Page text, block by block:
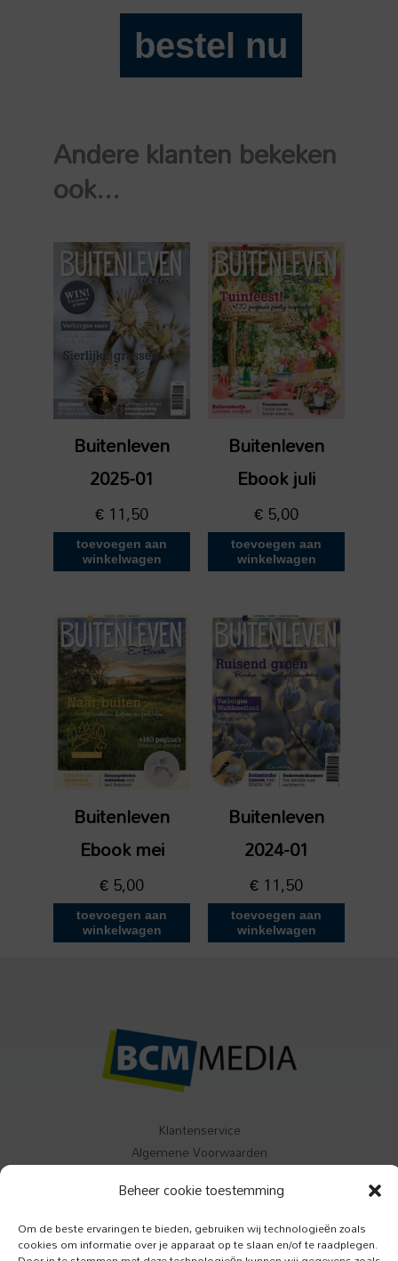
Beheer cookie toestemming
Om de beste ervaringen te bieden, gebruiken wij technologieën zoals
cookies om informatie over je apparaat op te slaan en/of te raadplegen.
Buitenleven
2024-
bestel nu
Andere klanten bekeken
ook...
Buitenleven
2025-01
€11,50
toevoegen aan
winkelwagen
Buitenleven
Ebook juli
€5,00
toevoegen aan
winkelwagen
Buitenleven
Ebook mei
€5,00
toevoegen aan
winkelwagen
Buitenleven
2024-01
€11,50
toevoegen aan
winkelwagen
Klantenservice
Algemene Voorwaarden
Buitenleven
Specials